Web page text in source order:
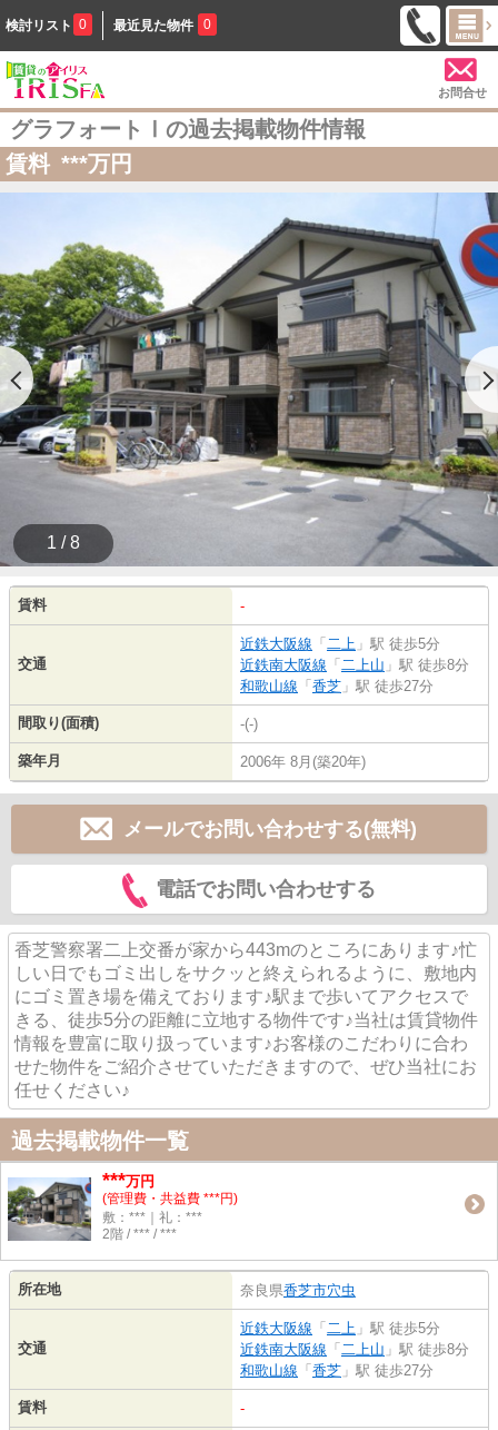
検討リスト 0 最近見た物件 0
お問合せ
グラフォートⅠの過去掲載物件情報
賃料 ***万円
1 / 8
賃料 -
交通
近鉄大阪線 「 二上 」駅 徒歩5分
近鉄南大阪線 「 二上山 」駅 徒歩8分
和歌山線 「 香芝 」駅 徒歩27分
間取り(面積) -(-)
築年月 2006年 8月(築20年)
メールでお問い合わせする(無料)
電話でお問い合わせする
香芝警察署二上交番が家から443mのところにあります♪忙
しい日でもゴミ出しをサクッと終えられるように、敷地内
にゴミ置き場を備えております♪駅まで歩いてアクセスで
きる、徒歩5分の距離に立地する物件です♪当社は賃貸物件
情報を豊富に取り扱っています♪お客様のこだわりに合わ
せた物件をご紹介させていただきますので、ぜひ当社にお
任せください♪
過去掲載物件一覧
***万円
(管理費・共益費 ***円)
敷：***｜礼：***
2階 / *** / ***
所在地 奈良県香芝市穴虫
交通
近鉄大阪線 「 二上 」駅 徒歩5分
近鉄南大阪線 「 二上山 」駅 徒歩8分
和歌山線 「 香芝 」駅 徒歩27分
賃料 -